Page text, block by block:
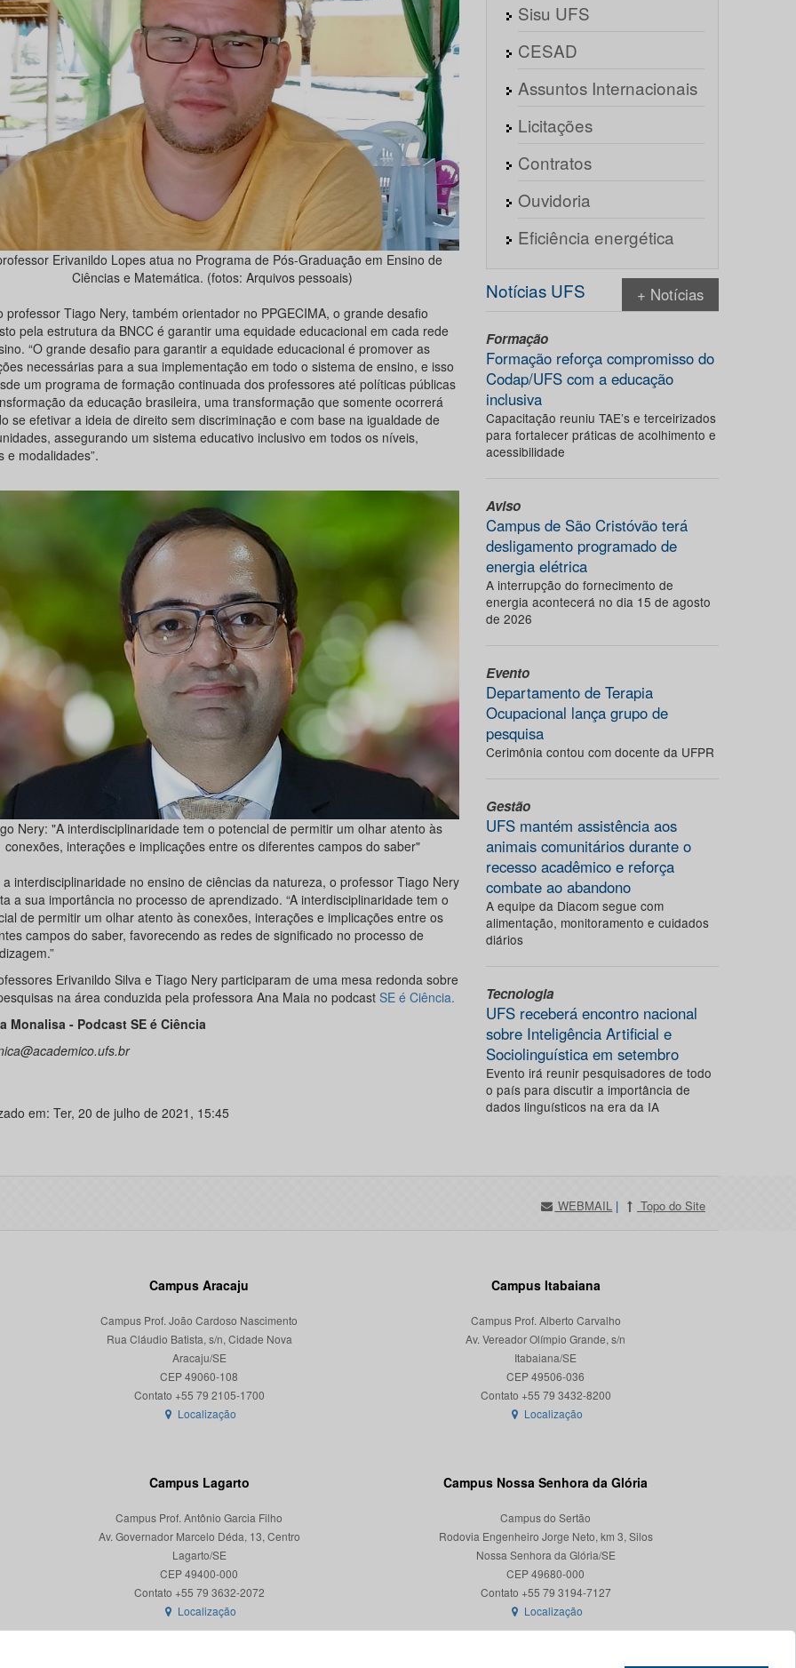
Erivanildo Lopes atua no Programa de Pós-Graduação em Ensino de
Ciências e Matemática. (fotos: Arquivos pessoais)
professor Tiago Nery, também orientador no PPGECIMA, o grande desafio
pela estrutura da BNCC é garantir uma equidade educacional em cada rede
“O grande desafio para garantir a equidade educacional é promover as
necessárias para a sua implementação em todo o sistema de ensino, e isso
um programa de formação continuada dos professores até políticas públicas
da educação brasileira, uma transformação que somente ocorrerá
se efetivar a ideia de direito sem discriminação e com base na igualdade de
assegurando um sistema educativo inclusivo em todos os níveis,
e modalidades”.
Nery: "A interdisciplinaridade tem o potencial de permitir um olhar atento às
conexões, interações e implicações entre os diferentes campos do saber"
interdisciplinaridade no ensino de ciências da natureza, o professor Tiago Nery
a sua importância no processo de aprendizado. “A interdisciplinaridade tem o
de permitir um olhar atento às conexões, interações e implicações entre os
campos do saber, favorecendo as redes de significado no processo de
Erivanildo Silva e Tiago Nery participaram de uma mesa redonda sobre
na área conduzida pela professora Ana Maia no podcastSE é Ciência.
Monalisa - Podcast SE é Ciência
em: Ter, 20 de julho de 2021, 15:45
Sisu UFS
CESAD
Assuntos Internacionais
Licitações
Contratos
Ouvidoria
Eficiência energética
Notícias UFS + Notícias
Formação
Formação reforça compromisso do
Codap/UFS com a educação
inclusiva
Capacitação reuniu TAE’s e terceirizados
para fortalecer práticas de acolhimento e
acessibilidade
Aviso
Campus de São Cristóvão terá
desligamento programado de
energia elétrica
A interrupção do fornecimento de
energia acontecerá no dia 15 de agosto
de 2026
Evento
Departamento de Terapia
Ocupacional lança grupo de
pesquisa
Cerimônia contou com docente da UFPR
Gestão
UFS mantém assistência aos
animais comunitários durante o
recesso acadêmico e reforça
combate ao abandono
A equipe da Diacom segue com
alimentação, monitoramento e cuidados
diários
Tecnologia
UFS receberá encontro nacional
sobre Inteligência Artificial e
Sociolinguística em setembro
Evento irá reunir pesquisadores de todo
o país para discutir a importância de
dados linguísticos na era da IA
WEBMAIL | Topo do Site
Campus Aracaju
Campus Prof. João Cardoso Nascimento
Rua Cláudio Batista, s/n, Cidade Nova
Aracaju/SE
CEP 49060-108
Localização
Campus Itabaiana
Campus Prof. Alberto Carvalho
Av. Vereador Olímpio Grande, s/n
Itabaiana/SE
CEP 49506-036
Localização
Campus Lagarto
Campus Prof. Antônio Garcia Filho
Av. Governador Marcelo Déda, 13, Centro
Lagarto/SE
CEP 49400-000
Localização
Campus Nossa Senhora da Glória
Campus do Sertão
Rodovia Engenheiro Jorge Neto, km 3, Silos
Nossa Senhora da Glória/SE
CEP 49680-000
Contato +55 79 3194-7127
Localização